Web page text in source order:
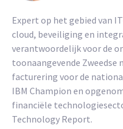
Expert op het gebied van
cloud, beveiliging en
verantwoordelijk voor de
toonaangevende
facturering voor de
IBM Champion en
financiële
Technology Report.